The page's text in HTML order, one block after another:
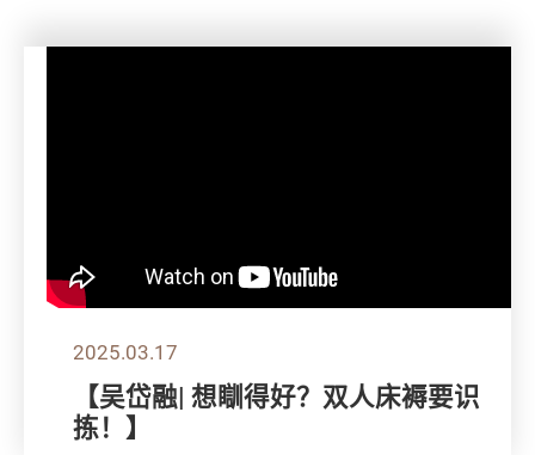
2025.03.17
【吴岱融| 想瞓得好？双人床褥要识
拣！】